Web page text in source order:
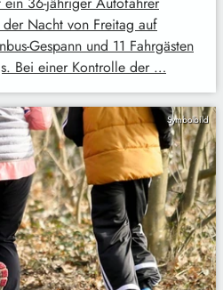
Nacht von Freitag auf
Gespann und 11 Fahrgästen
Bei einer Kontrolle der …
Symbolbild